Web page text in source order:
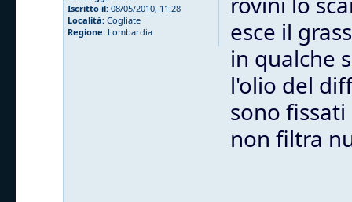
Iscritto il: 08/05/2010, 11:28
Località: Cogliate
Regione: Lombardia
esce il
in qualche
l'olio del
sono
non filtra